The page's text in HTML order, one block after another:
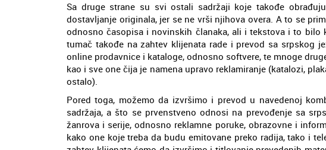
Sa druge strane su svi ostali sadržaji koje takođe
dostavljanje originala, jer se ne vrši njihova overa. A to se
odnosno časopisa i novinskih članaka, ali i tekstova i to bilo
tumač takođe na zahtev klijenata rade i prevod sa srpskog
online prodavnice i kataloge, odnosno softvere, te mnoge
kao i sve one čija je namena upravo reklamiranje (katalozi,
ostalo).
Pored toga, možemo da izvršimo i prevod u navedenoj
sadržaja, a što se prvenstveno odnosi na prevođenje sa
žanrova i serije, odnosno reklamne poruke, obrazovne i
kako one koje treba da budu emitovane preko radija, tako i